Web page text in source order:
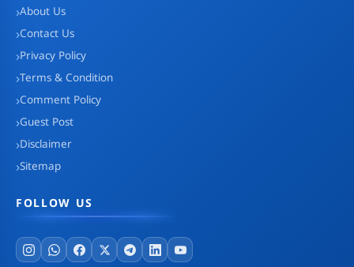
About Us
Contact Us
Privacy Policy
Terms & Condition
Comment Policy
Guest Post
Disclaimer
Sitemap
FOLLOW US